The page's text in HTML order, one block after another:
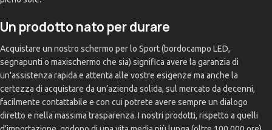
Un prodotto nato per durare
Acquistare un nostro schermo per lo Sport (bordocampo LED,
segnapunti o maxischermo che sia) significa avere la garanzia di
un'assistenza rapida e attenta alle vostre esigenze ma anche la
certezza di acquistare da un’azienda solida, sul mercato da decenni,
facilmente contattabile e con cui potrete avere sempre un dialogo
diretto e nella massima trasparenza. I nostri prodotti, rispetto a quelli